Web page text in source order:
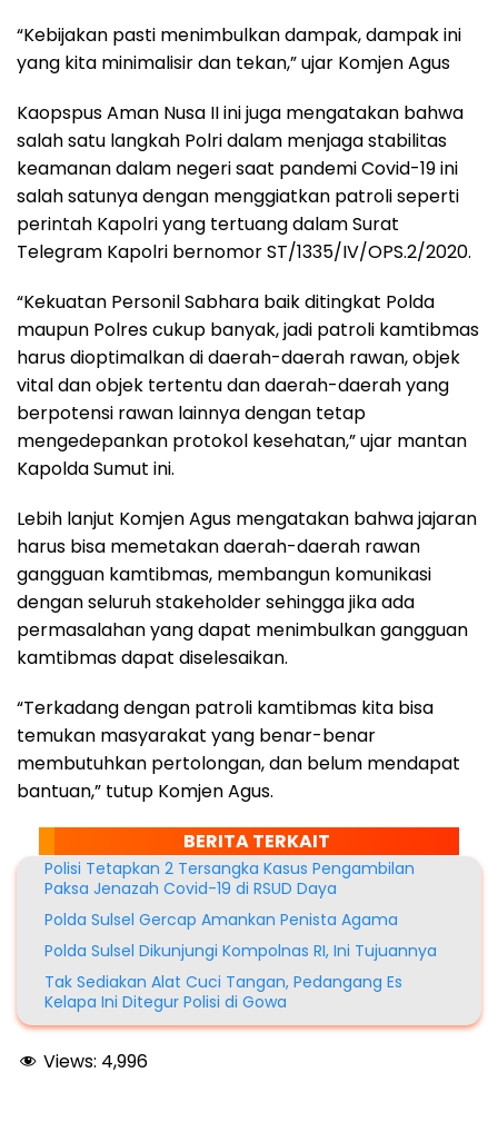
“Kebijakan pasti menimbulkan dampak, dampak ini
yang kita minimalisir dan tekan,” ujar Komjen Agus
Kaopspus Aman Nusa II ini juga mengatakan bahwa
salah satu langkah Polri dalam menjaga stabilitas
keamanan dalam negeri saat pandemi Covid-19 ini
salah satunya dengan menggiatkan patroli seperti
perintah Kapolri yang tertuang dalam Surat
Telegram Kapolri bernomor ST/1335/IV/OPS.2/2020.
“Kekuatan Personil Sabhara baik ditingkat Polda
maupun Polres cukup banyak, jadi patroli kamtibmas
harus dioptimalkan di daerah-daerah rawan, objek
vital dan objek tertentu dan daerah-daerah yang
berpotensi rawan lainnya dengan tetap
mengedepankan protokol kesehatan,” ujar mantan
Kapolda Sumut ini.
Lebih lanjut Komjen Agus mengatakan bahwa jajaran
harus bisa memetakan daerah-daerah rawan
gangguan kamtibmas, membangun komunikasi
dengan seluruh stakeholder sehingga jika ada
permasalahan yang dapat menimbulkan gangguan
kamtibmas dapat diselesaikan.
“Terkadang dengan patroli kamtibmas kita bisa
temukan masyarakat yang benar-benar
membutuhkan pertolongan, dan belum mendapat
bantuan,” tutup Komjen Agus.
BERITA TERKAIT
Polisi Tetapkan 2 Tersangka Kasus Pengambilan
Paksa Jenazah Covid-19 di RSUD Daya
Polda Sulsel Gercap Amankan Penista Agama
Polda Sulsel Dikunjungi Kompolnas RI, Ini Tujuannya
Tak Sediakan Alat Cuci Tangan, Pedangang Es
Kelapa Ini Ditegur Polisi di Gowa
Views: 4,996